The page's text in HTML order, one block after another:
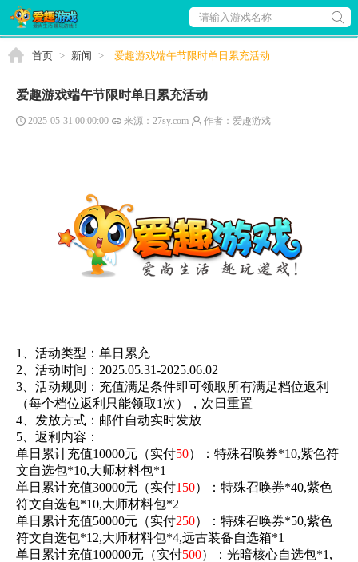
请输入游戏名称
首页 > 新闻 > 爱趣游戏端午节限时单日累充活动
爱趣游戏端午节限时单日累充活动
2025-05-31 00:00:00 来源：27sy.com 作者：爱趣游戏
1、活动类型：单日累充
2、活动时间：2025.05.31-2025.06.02
3、活动规则：充值满足条件即可领取所有满足档位返利
（每个档位返利只能领取1次），次日重置
4、发放方式：邮件自动实时发放
5、返利内容：
单日累计充值10000元（实付50）：特殊召唤券*10,紫色符
文自选包*10,大师材料包*1
单日累计充值30000元（实付150）：特殊召唤券*40,紫色
符文自选包*10,大师材料包*2
单日累计充值50000元（实付250）：特殊召唤券*50,紫色
符文自选包*12,大师材料包*4,远古装备自选箱*1
单日累计充值100000元（实付500）：光暗核心自选包*1,